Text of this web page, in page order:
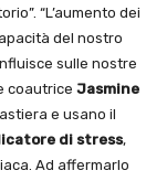
“L’aumento dei
del nostro
sulle nostre
coautrice Jasmine
e usano il
di stress,
Ad affermarlo